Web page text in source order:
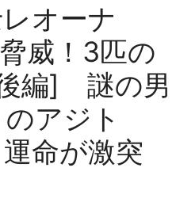
オーナ
威！3匹の
編] 謎の男
アジト
命が激突